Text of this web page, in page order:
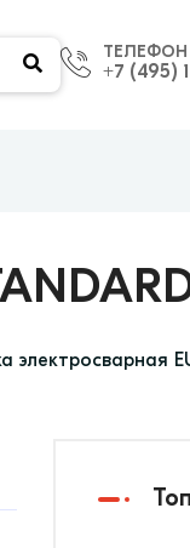
ТЕЛЕФОН
+7 (495)
электросварная